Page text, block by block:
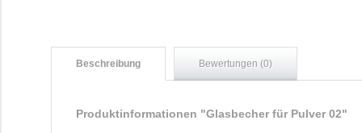
Beschreibung Bewertungen (0)
Produktinformationen "Glasbecher für Pulver 02"